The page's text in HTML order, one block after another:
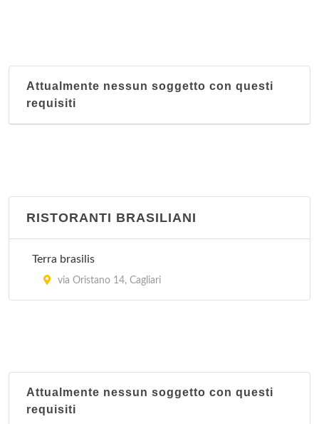
Il Paradiso
Attualmente nessun soggetto con questi
requisiti
RISTORANTI BRASILIANI
Terra brasilis
via Oristano 14, Cagliari
Attualmente nessun soggetto con questi
requisiti